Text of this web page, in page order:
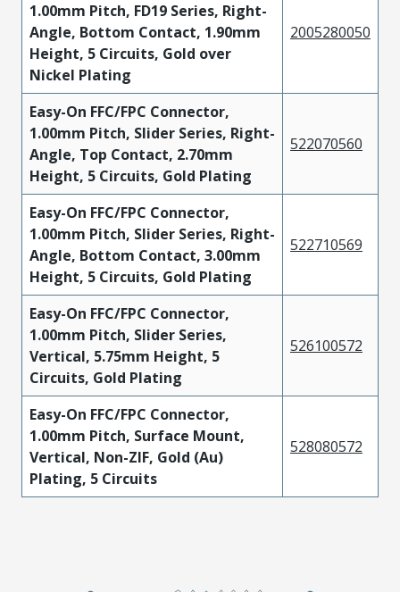
1.00mm Pitch, FD19 Series, Right-
Angle, Bottom Contact, 1.90mm
Height, 5 Circuits, Gold over
Nickel Plating
2005280050
Easy-On FFC/FPC Connector,
1.00mm Pitch, Slider Series, Right-
Angle, Top Contact, 2.70mm
Height, 5 Circuits, Gold Plating
522070560
Easy-On FFC/FPC Connector,
1.00mm Pitch, Slider Series, Right-
Angle, Bottom Contact, 3.00mm
Height, 5 Circuits, Gold Plating
522710569
Easy-On FFC/FPC Connector,
1.00mm Pitch, Slider Series,
Vertical, 5.75mm Height, 5
Circuits, Gold Plating
526100572
Easy-On FFC/FPC Connector,
1.00mm Pitch, Surface Mount,
Vertical, Non-ZIF, Gold (Au)
Plating, 5 Circuits
528080572